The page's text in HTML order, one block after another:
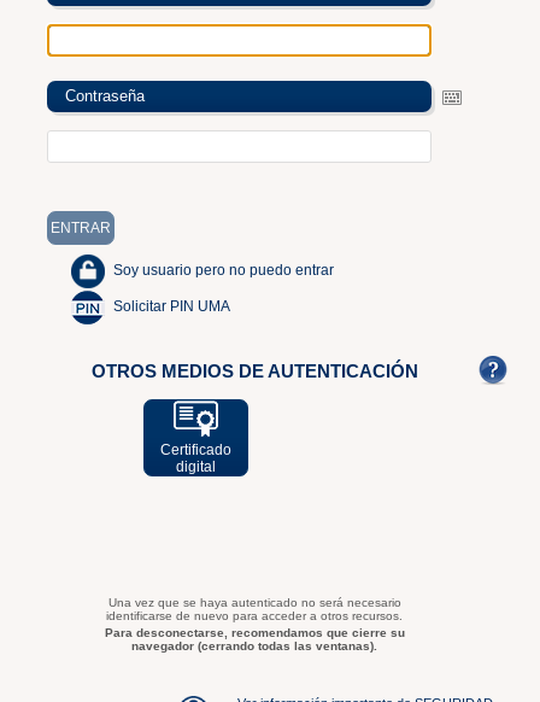
Contraseña
Soy usuario pero no puedo entrar
Solicitar PIN UMA
OTROS MEDIOS DE AUTENTICACIÓN
Certificado
digital
Una vez que se haya autenticado no será necesario
identificarse de nuevo para acceder a otros recursos.
Para desconectarse, recomendamos que cierre su
navegador (cerrando todas las ventanas).